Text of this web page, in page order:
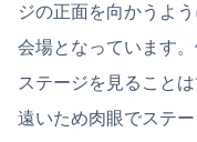
ジの正面を向かうよ
会場となっています
ステージを見ること
遠いため肉眼でステ